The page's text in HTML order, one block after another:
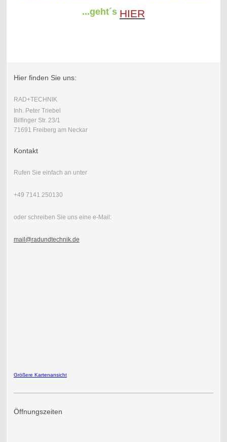
...geht´s HIER
Hier finden Sie uns:
RAD+TECHNIK
Inh. Peter Triebel
Bilfinger Str. 23/1
71691 Freiberg am Neckar
Kontakt
Rufen Sie einfach an unter
+49 7141 250130
oder schreiben Sie uns eine e-Mail:
mail@radundtechnik.de
Größere Kartenansicht
Öffnungszeiten